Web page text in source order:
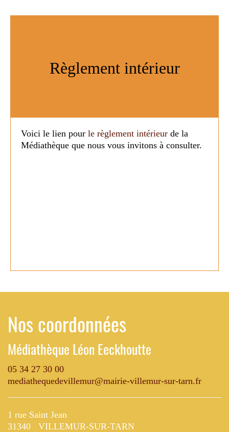
Règlement intérieur
Voici le lien pour le règlement intérieur de la
Médiathèque que nous vous invitons à consulter.
Nos coordonnées
Médiathèque Léon Eeckhoutte
05 34 27 30 00
mediathequedevillemur@mairie-villemur-sur-tarn.fr
1 rue Saint Jean
31340 VILLEMUR-SUR-TARN